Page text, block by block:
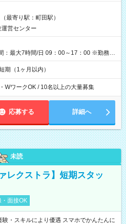
8:30～17:30（休憩1時間） 時給1,300円
＋交通費 ※当日の役割により時給＋100
試験 7:00～13:30（休憩なし） 時給1,300
時間＝日収8,400円＋交通費 【試用期
最寄り駅：町田駅）
営センター
：最大7時間/日 09：00～17：00 ※勤務時
ります。
期（1ヶ月以内）
WワークOK / 10名以上の大量募集
応募する 詳細へ
未読
レクストラ】短期スタッ
面接OK
・スキルにより優遇 スマホでかんたんに